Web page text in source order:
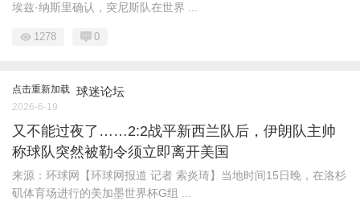
埃兹·纳斯里确认，突尼斯队在世界 ...
1278 0
点击重新加载 球迷论坛
2026-6-19
又不能过夜了……2:2战平新西兰队后，伊朗队主帅
称球队突然被勒令须立即离开美国
来源：环球网【环球网报道 记者 索炎琦】当地时间15日晚，在洛杉
矶体育场进行的美加墨世界杯G组 ...